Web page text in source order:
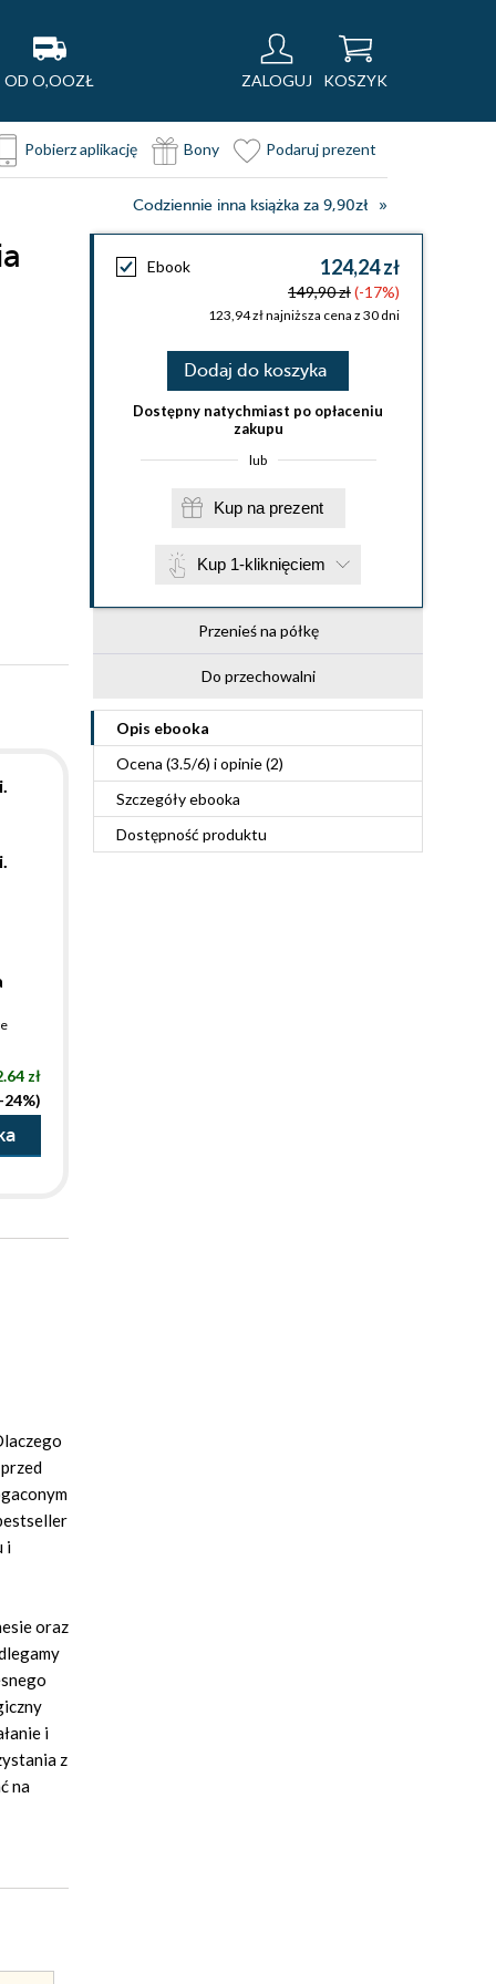
OD O,OOZŁ ZALOGUJ KOSZYK
Pobierz aplikację Bony Podaruj prezent
Codziennie inna książka za 9,90zł
Ebook 124,24 zł
149,90 zł(-17%)
123,94 zł najniższa cena z 30 dni
Dodaj do koszyka
Dostępny natychmiast po opłaceniu
zakupu
lub
Kup na prezent
Kup 1-kliknięciem
Przenieś na półkę
Do przechowalni
Opis ebooka
Ocena (3.5/6) i opinie (2)
Szczegółyebooka
Dostępność produktu
zł
24%)
i
oraz
i
z
na